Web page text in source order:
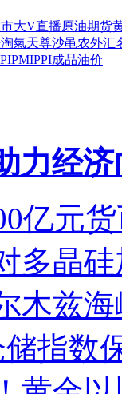
大V直播原油期货
淘氣天尊沙黾农外汇
PMIPPI成品油价
力经
亿元
多晶
木兹
指数